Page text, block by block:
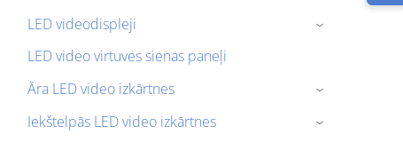
LED videodispleji
›
LED video virtuves sienas paneļi
Āra LED video izkārtnes
›
Iekštelpās LED video izkārtnes ›